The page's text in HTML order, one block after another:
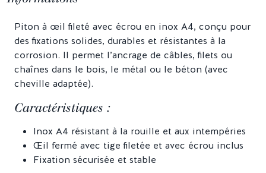
Piton à œil fileté avec écrou en inox A4, conçu pour
des fixations solides, durables et résistantes à la
corrosion. Il permet l’ancrage de câbles, filets ou
chaînes dans le bois, le métal ou le béton (avec
cheville adaptée).
Caractéristiques :
Inox A4 résistant à la rouille et aux intempéries
Œil fermé avec tige filetée et avec écrou inclus
Fixation sécurisée et stable